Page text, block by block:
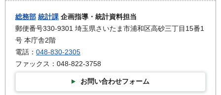
総務部 統計課 企画指導・統計資料担当
郵便番号330-9301 埼玉県さいたま市浦和区高砂三丁目15番1
号 本庁舎2階
電話： 048-830-2305
ファックス：048-822-3758
お問い合わせフォーム